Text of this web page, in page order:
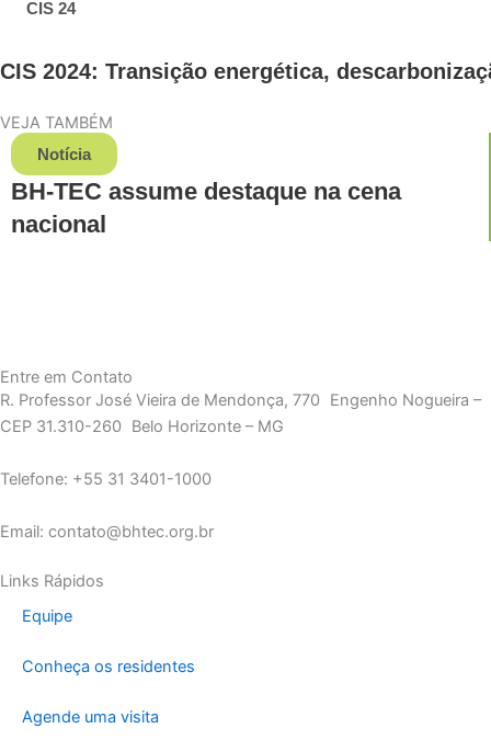
CIS 24
CIS 2024: Transição energética,
VEJA TAMBÉM
Notícia
BH-TEC assume destaque na cena
nacional
Entre em Contato
R. Professor José Vieira de Mendonça, 770 Engenho Nogueira –
CEP 31.310-260 Belo Horizonte – MG
Telefone: +55 31 3401-1000
Email: contato@bhtec.org.br
Links Rápidos
Equipe
Conheça os residentes
Agende uma visita